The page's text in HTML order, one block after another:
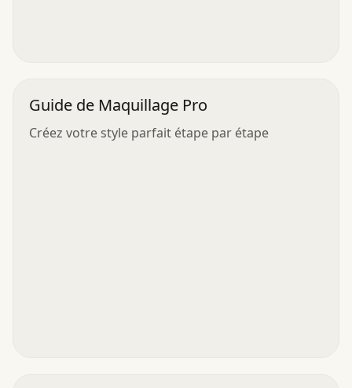
Guide de Maquillage Pro
Créez votre style parfait étape par étape